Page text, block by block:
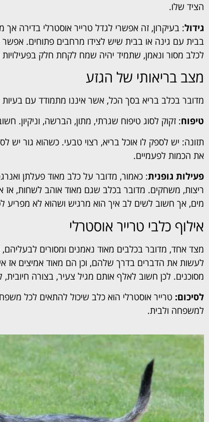
הציד שלו.
גידול: בעיקרון, זה אפשרי לגדל טרייר אוסטרלי בדירה
בבית עם גינה או בבית שיש לצידו מרחבים פתוחים. אפשר
לכלב מסור ונאמן, שתמיד יהיה שמח לקחת חלק
מצב בריאותי של הגזע
מדובר בכלב בריא בסך הכל, אשר איננו מתמודד עם בעיות
טיפוח: זקוק לסוג טיפוח שגרתי, מתון, הברשה, וניקיון.
תזונה: יש לספק לו אוכל בריא, רצוי טבעי. כשהוא גור
את הכמות לפעמיים.
פעילות גופנית: כאמור, מדובר על כלב מאוד פעלתן
ריצות, משחקים. מדובר בכלב שגם מאוד אוהב לשחות,
מים, אך חשוב לשים לב איך הוא מרגיש ושהוא לא מפריע
אילוף כלבי טרייר אוסטרלי
מצד אחד, מדובר בכלבים מאוד נאמנים ומסורים לבעליהם,
לעשות את הדברים בדרך שלהם, וכן הם מאוד אמיצים אז
מסוכנים. לכן חשוב לאלף אותם מגיל צעיר, בצורה
לסיכום: טרייר אוסטרלי הוא כלב שיכול להתאים לכל
למשפחה ולבית.